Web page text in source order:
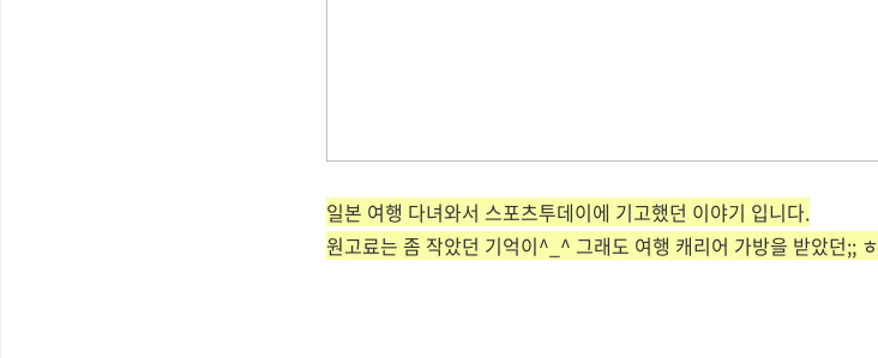
일본 여행 다녀와서 스포츠투데이에 기고했던 이야기 입니다.
원고료는 좀 작았던 기억이^_^ 그래도 여행 캐리어 가방을 받았던;; ㅎ